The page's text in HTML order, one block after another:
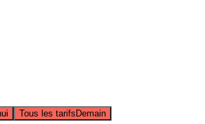
Tous les tarifsDemain